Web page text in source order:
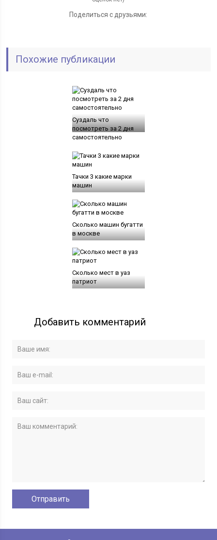
Поделиться с друзьями:
Похожие публикации
Суздаль что
посмотреть за 2 дня
самостоятельно
Тачки 3 какие марки
машин
Сколько машин бугатти
в москве
Сколько мест в уаз
патриот
Добавить комментарий